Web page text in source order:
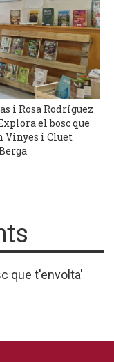
i Rosa Rodríguez
el bosc que
Vinyes i Cluet
que t'envolta'